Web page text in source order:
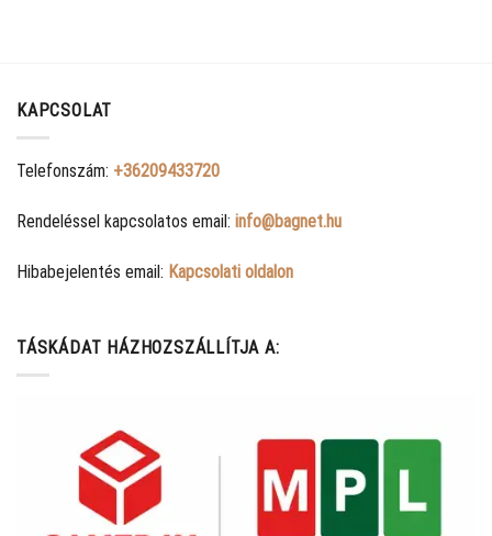
KAPCSOLAT
Telefonszám: +36209433720
Rendeléssel kapcsolatos email: info@bagnet.hu
Hibabejelentés email: Kapcsolati oldalon
TÁSKÁDAT HÁZHOZSZÁLLÍTJA A: